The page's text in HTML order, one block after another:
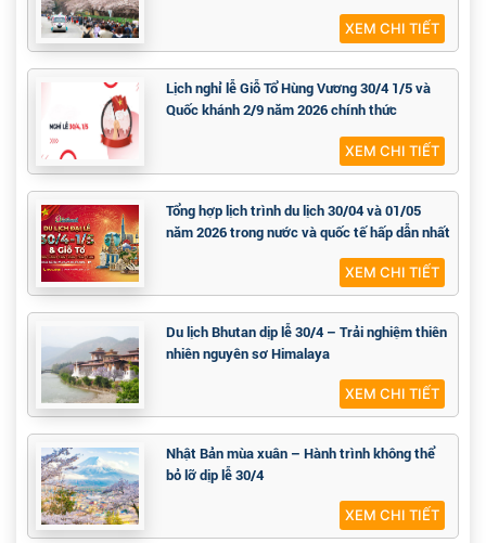
XEM CHI TIẾT
Lịch nghỉ lễ Giỗ Tổ Hùng Vương 30/4 1/5 và
Quốc khánh 2/9 năm 2026 chính thức
XEM CHI TIẾT
Tổng hợp lịch trình du lịch 30/04 và 01/05
năm 2026 trong nước và quốc tế hấp dẫn nhất
XEM CHI TIẾT
Du lịch Bhutan dịp lễ 30/4 – Trải nghiệm thiên
nhiên nguyên sơ Himalaya
XEM CHI TIẾT
Nhật Bản mùa xuân – Hành trình không thể
bỏ lỡ dịp lễ 30/4
XEM CHI TIẾT